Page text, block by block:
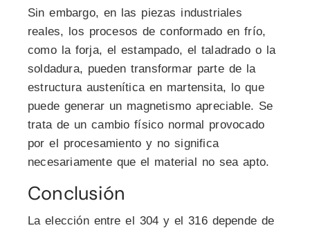
Sin embargo, en las piezas industriales
reales, los procesos de conformado en frío,
como la forja, el estampado, el taladrado o la
soldadura, pueden transformar parte de la
estructura austenítica en martensita, lo que
puede generar un magnetismo apreciable. Se
trata de un cambio físico normal provocado
por el procesamiento y no significa
necesariamente que el material no sea apto.
Conclusión
La elección entre el 304 y el 316 depende de